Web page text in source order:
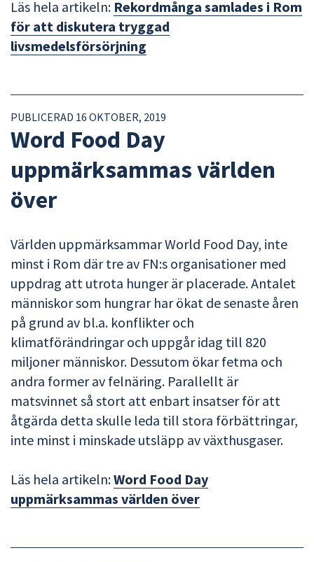
Läs hela artikeln: Rekordmånga samlades i Rom
för att diskutera tryggad
livsmedelsförsörjning
PUBLICERAD 16 OKTOBER, 2019
Word Food Day
uppmärksammas världen
över
Världen uppmärksammar World Food Day, inte
minst i Rom där tre av FN:s organisationer med
uppdrag att utrota hunger är placerade. Antalet
människor som hungrar har ökat de senaste åren
på grund av bl.a. konflikter och
klimatförändringar och uppgår idag till 820
miljoner människor. Dessutom ökar fetma och
andra former av felnäring. Parallellt är
matsvinnet så stort att enbart insatser för att
åtgärda detta skulle leda till stora förbättringar,
inte minst i minskade utsläpp av växthusgaser.
Läs hela artikeln:Word Food Day
uppmärksammas världen över